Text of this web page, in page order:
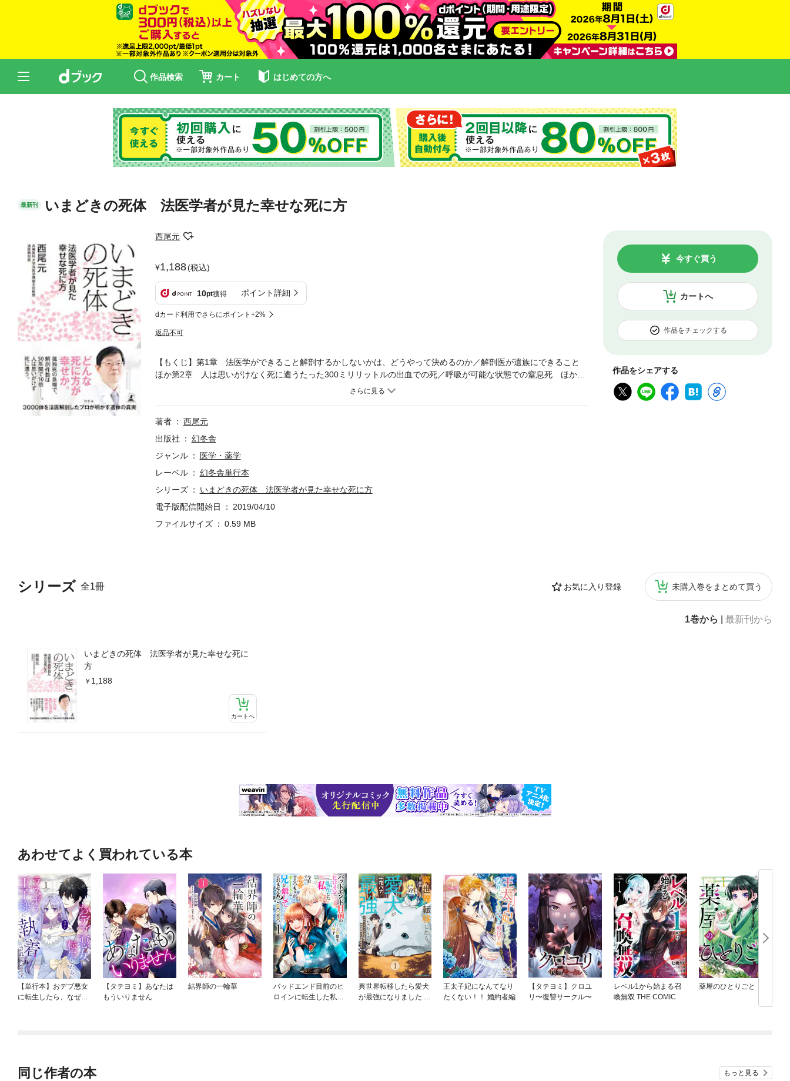
作品検索 カート はじめての方へ
最新刊 いまどきの死体 法医学者が見た幸せな死に方
西尾元
1,188(税込)
10pt獲得 ポイント詳細
dカード利用でさらにポイント+2%
返品不可
カートへ
今すぐ買う
作品をチェックする
作品をシェアする
シリーズ 全1冊 お気に入り登録 未購入巻をまとめて買う
1巻から 最新刊から
いまどきの死体 法医学者が見た幸せな死に
方
1,188
カートへ
【もくじ】第1章 法医学ができること解剖するかしないかは、どうやって決めるのか／解剖医が遺族にできること
ほか第2章 人は思いがけなく死に遭うたった300ミリリットルの出血での死／呼吸が可能な状態での窒息死 ほか第
3章 解剖で判明した事件・事故の真相わが子の命を奪った小さな傷の放置／自宅での不審死の真相 ほか第4章 解
いること「この死に方は悪くない」と思えるとき／自分の死は最後までわからない ほか
著者
西尾元
出版社
幻冬舎
ジャンル
医学・薬学
レーベル
幻冬舎単行本
シリーズ
いまどきの死体 法医学者が見た幸せな死に方
電子版配信開始日
2019/04/10
ファイルサイズ
0.59 MB
あわせてよく買われている本
【単行本】おデブ悪女
に転生したら、なぜか
【タテヨミ】あなたは
もういりません
結界師の一輪華
バッドエンド目前のヒ
ロインに転生した私、
異世界転移したら愛犬
が最強になりました ～
王太子妃になんてなり
たくない！！ 婚約者編
【タテヨミ】クロユ
リ〜復讐サークル〜
レベル1から始まる召
喚無双 THE COMIC
薬屋のひとりごと
同じ作者の本 もっと見る